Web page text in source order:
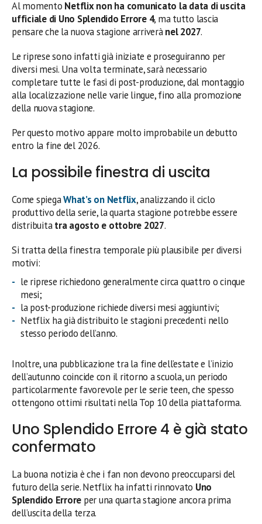
Al momento Netflix non ha comunicato la data di uscita
ufficiale di Uno Splendido Errore 4, ma tutto lascia
pensare che la nuova stagione arriverànel 2027.
Le riprese sono infatti già iniziate e proseguiranno per
diversi mesi. Una volta terminate, sarà necessario
completare tutte le fasi di post-produzione, dal montaggio
alla localizzazione nelle varie lingue, fino alla promozione
della nuova stagione.
Per questo motivo appare molto improbabile un debutto
entro la fine del 2026.
La possibile finestra di uscita
Come spiegaWhat’s on Netflix, analizzando il ciclo
produttivo della serie, la quarta stagione potrebbe essere
distribuitatra agosto e ottobre 2027.
Si tratta della finestra temporale più plausibile per diversi
motivi:
le riprese richiedono generalmente circa quattro o cinque
mesi;
la post-produzione richiede diversi mesi aggiuntivi;
Netflix ha già distribuito le stagioni precedenti nello
stesso periodo dell’anno.
Inoltre, una pubblicazione tra la fine dell’estate e l’inizio
dell’autunno coincide con il ritorno a scuola, un periodo
particolarmente favorevole per le serie teen, che spesso
ottengono ottimi risultati nella Top 10 della piattaforma.
Uno Splendido Errore 4 è già stato
confermato
La buona notizia è che i fan non devono preoccuparsi del
futuro della serie. Netflix ha infatti rinnovato Uno
Splendido Errore per una quarta stagione ancora prima
dell’uscita della terza.